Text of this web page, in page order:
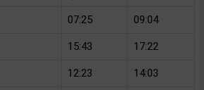
07:25 09:04
15:43 17:22
12:23 14:03